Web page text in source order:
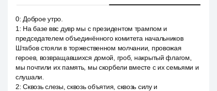
0: Доброе утро.
1 : На базе ввс дувр мы с президентом трампом и
председателем объединённого комитета начальников
Штабов стояли в торжественном молчании, провожая
героев, возвращавшихся домой, гроб, накрытый флагом,
мы почтили их память, мы скорбели вместе с их семьями и
слушали.
2:Сквозь слезы, сквозь объятия, сквозь силу и